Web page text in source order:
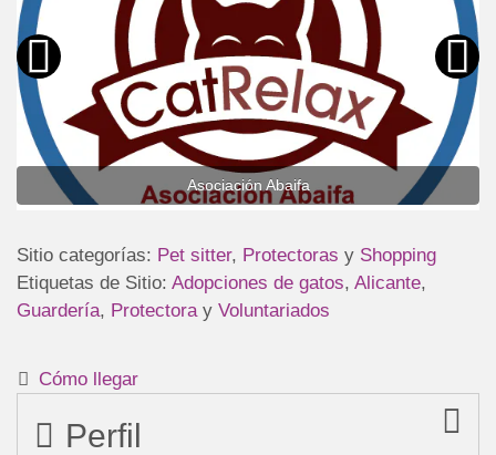
Asociación Abaifa
Sitio categorías: Pet sitter, Protectoras y Shopping
Etiquetas de Sitio: Adopciones de gatos, Alicante,
Guardería, Protectora y Voluntariados
Cómo llegar
Perfil